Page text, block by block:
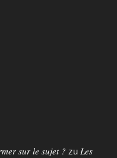
sur le sujet ? zu Les